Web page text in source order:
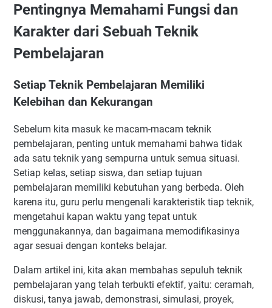
Tips Praktis:
Variasi dan Adaptasi
2. Diskusi: Teknik Pembelajaran untuk Meningkatkan
Partisipasi Siswa
Tips Praktis:
Variasi dan Adaptasi
3. Tanya Jawab: Teknik Pembelajaran untuk Meningkatkan
Pemahaman Siswa
Pengertian Tanya Jawab
Tujuan dan Manfaat
Cara Penerapan Tanya Jawab di Kelas
Tips Praktis:
Variasi dan Adaptasi
4. Penugasan: Teknik Pembelajaran untuk Mengasah
Kemandirian Siswa
Pentingnya Memahami Fungsi dan
Karakter dari Sebuah Teknik
Pembelajaran
Setiap Teknik Pembelajaran Memiliki
Kelebihan dan Kekurangan
Sebelum kita masuk ke macam-macam teknik
pembelajaran, penting untuk memahami bahwa tidak
ada satu teknik yang sempurna untuk semua situasi.
Setiap kelas, setiap siswa, dan setiap tujuan
pembelajaran memiliki kebutuhan yang berbeda. Oleh
karena itu, guru perlu mengenali karakteristik tiap teknik,
mengetahui kapan waktu yang tepat untuk
menggunakannya, dan bagaimana memodifikasinya
agar sesuai dengan konteks belajar.
Dalam artikel ini, kita akan membahas sepuluh teknik
pembelajaran yang telah terbukti efektif, yaitu: ceramah,
diskusi, tanya jawab, demonstrasi, simulasi, proyek,